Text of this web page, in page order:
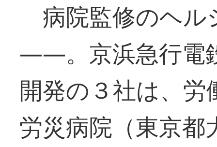
病院監修のヘル
――。京浜急行電
開発の３社は、
労災病院（東京